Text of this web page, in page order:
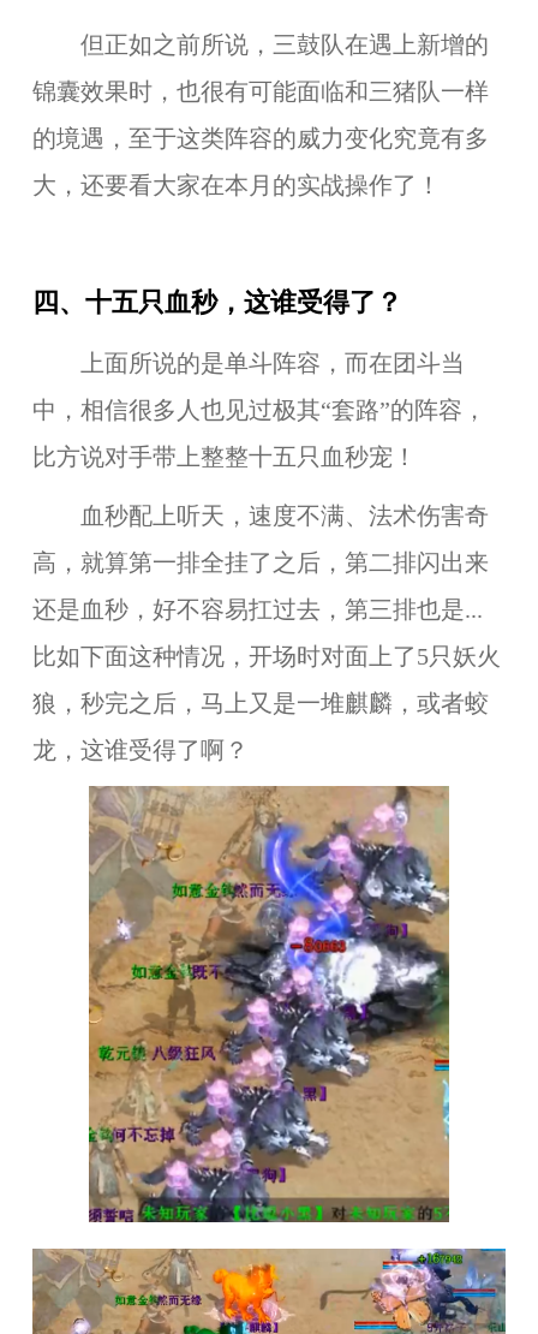
但正如之前所说，三鼓队在遇上新增的
锦囊效果时，也很有可能面临和三猪队一样
的境遇，至于这类阵容的威力变化究竟有多
大，还要看大家在本月的实战操作了！
四、十五只血秒，这谁受得了？
上面所说的是单斗阵容，而在团斗当
中，相信很多人也见过极其“套路”的阵容，
比方说对手带上整整十五只血秒宠！
血秒配上听天，速度不满、法术伤害奇
高，就算第一排全挂了之后，第二排闪出来
还是血秒，好不容易扛过去，第三排也是...
比如下面这种情况，开场时对面上了5只妖火
狼，秒完之后，马上又是一堆麒麟，或者蛟
龙，这谁受得了啊？